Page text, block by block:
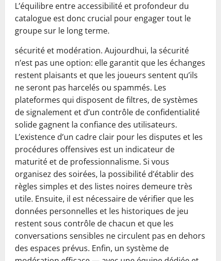
L’équilibre entre accessibilité et profondeur du
catalogue est donc crucial pour engager tout le
groupe sur le long terme.
sécurité et modération. Aujourdhui, la sécurité
n’est pas une option: elle garantit que les échanges
restent plaisants et que les joueurs sentent qu’ils
ne seront pas harcelés ou spammés. Les
plateformes qui disposent de filtres, de systèmes
de signalement et d’un contrôle de confidentialité
solide gagnent la confiance des utilisateurs.
L’existence d’un cadre clair pour les disputes et les
procédures offensives est un indicateur de
maturité et de professionnalisme. Si vous
organisez des soirées, la possibilité d’établir des
règles simples et des listes noires demeure très
utile. Ensuite, il est nécessaire de vérifier que les
données personnelles et les historiques de jeu
restent sous contrôle de chacun et que les
conversations sensibles ne circulent pas en dehors
des espaces prévus. Enfin, un système de